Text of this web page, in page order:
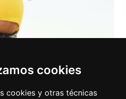
cookies
cookies y otras técnicas
gordofobia
de un temita